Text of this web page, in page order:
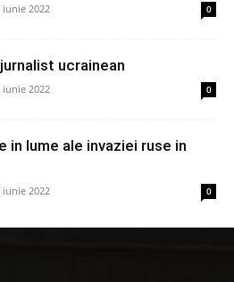
iunie 2022 0
ucrainean
iunie 2022 0
in lume ale invaziei ruse in
iunie 2022 0